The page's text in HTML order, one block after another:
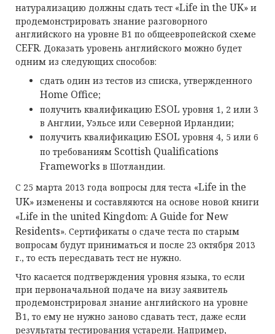
натурализацию должны сдать тест «Life inthe UK» и
продемонстрировать знание разговорного
английского на уровне В1 по общеевропейской схеме
CEFR. Доказать уровень английского можно будет
одним из следующих способов:
сдать один из тестов из списка, утвержденного
Home Office;
получить квалификацию ESOL уровня 1, 2 или 3
в Англии, Уэльсе или Северной Ирландии;
получить квалификацию ESOL уровня 4, 5 или 6
по требованиям Scottish Qualifications
Frameworks в Шотландии.
С 25 марта 2013 года вопросы для теста «Life inthe
UK» изменены и составляются на основе новой книги
«Life inthe unitedKingdom: A Guide forNew
Residents». Сертификаты о сдаче теста по старым
вопросам будут приниматься и после 23 октября 2013
г., то есть пересдавать тест не нужно.
Что касается подтверждения уровня языка, то если
при первоначальной подаче на визу заявитель
продемонстрировал знание английского на уровне
B1, то ему не нужно заново сдавать тест, даже если
результаты тестирования устарели. Например,